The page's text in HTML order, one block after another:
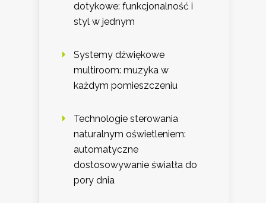
dotykowe: funkcjonalność i
styl w jednym
Systemy dźwiękowe
multiroom: muzyka w
każdym pomieszczeniu
Technologie sterowania
naturalnym oświetleniem:
automatyczne
dostosowywanie światła do
pory dnia